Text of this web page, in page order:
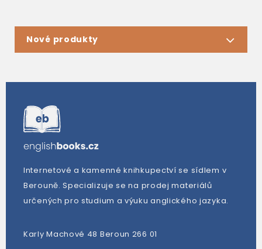
Nové produkty
Internetové a kamenné knihkupectví se sídlem v
Berouně. Specializuje se na prodej materiálů
určených pro studium a výuku anglického jazyka.
Karly Machové 48 Beroun 266 01